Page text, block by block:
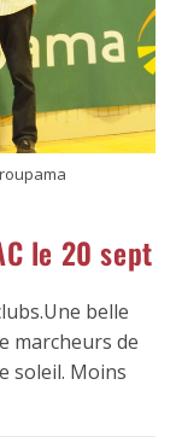
le 20 sept
belle
marcheurs de
soleil. Moins